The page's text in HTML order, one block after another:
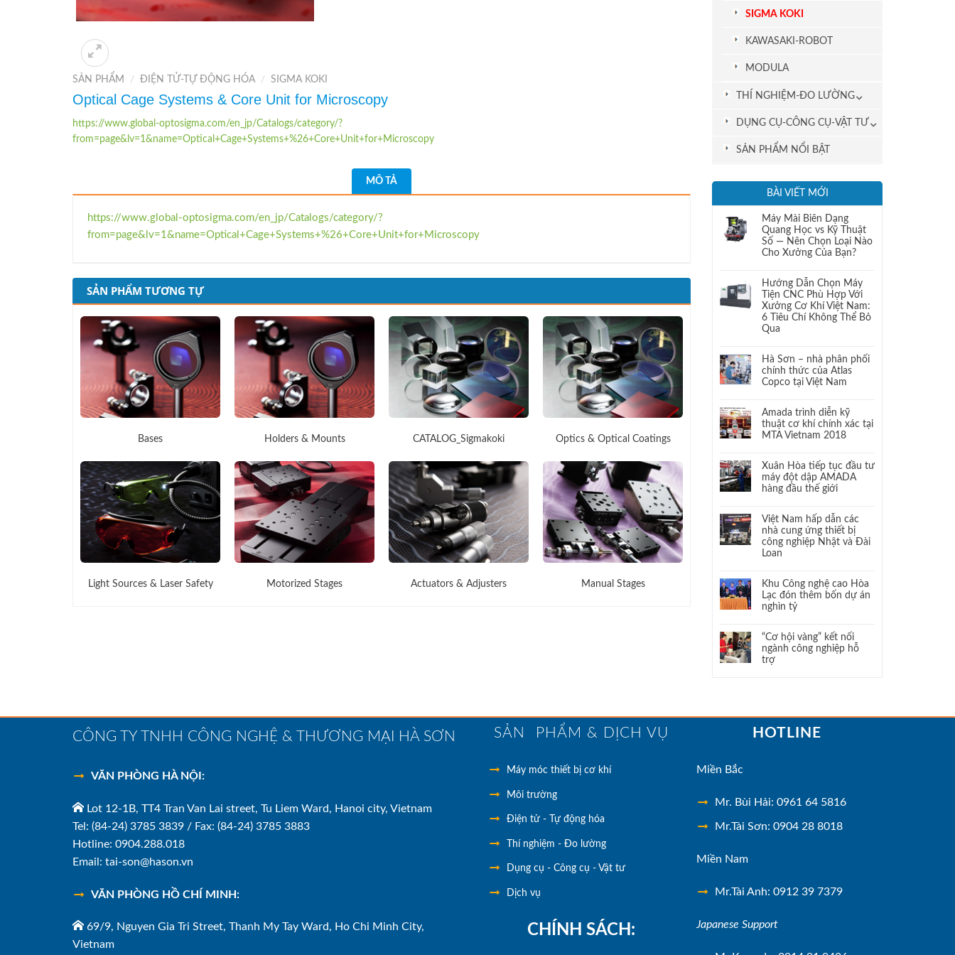
SIGMA KOKI
KAWASAKI-ROBOT
MODULA
THÍ NGHIỆM-ĐO LƯỜNG
DỤNG CỤ-CÔNG CỤ-VẬT TƯ
SẢN PHẨM NỔI BẬT
BÀI VIẾT MỚI
Máy Mài Biên Dạng
Quang Học vs Kỹ Thuật
Số — Nên Chọn Loại Nào
Cho Xưởng Của Bạn?
Hướng Dẫn Chọn Máy
Tiện CNC Phù Hợp Với
Xưởng Cơ Khí Việt Nam:
6 Tiêu Chí Không Thể Bỏ
Qua
Hà Sơn – nhà phân phối
chính thức của Atlas
Copco tại Việt Nam
Amada trình diễn kỹ
thuật cơ khí chính xác tại
MTA Vietnam 2018
Xuân Hòa tiếp tục đầu tư
máy đột dập AMADA
hàng đầu thế giới
Việt Nam hấp dẫn các
nhà cung ứng thiết bị
công nghiệp Nhật và Đài
Loan
Khu Công nghệ cao Hòa
Lạc đón thêm bốn dự án
nghìn tỷ
“Cơ hội vàng” kết nối
ngành công nghiệp hỗ
trợ
SẢN PHẨM / ĐIỆN TỬ-TỰ ĐỘNG HÓA / SIGMA KOKI
Optical Cage Systems & Core Unit for Microscopy
https://www.global-optosigma.com/en_jp/Catalogs/category/?
from=page&lv=1&name=Optical+Cage+Systems+%26+Core+Unit+for+Microscopy
MÔ TẢ
https://www.global-optosigma.com/en_jp/Catalogs/category/?
from=page&lv=1&name=Optical+Cage+Systems+%26+Core+Unit+for+Microscopy
SẢN PHẨM TƯƠNG TỰ
Bases Holders & Mounts CATALOG_Sigmakoki Optics & Optical Coatings
Light Sources & Laser Safety Motorized Stages Actuators & Adjusters Manual Stages
CÔNG TY TNHH CÔNG NGHỆ & THƯƠNG MẠI HÀ SƠN
VĂN PHÒNG HÀ NỘI:
Lot 12-1B, TT4 Tran Van Lai street, Tu Liem Ward, Hanoi city, Vietnam
Tel: (84-24) 3785 3839 / Fax: (84-24) 3785 3883
Hotline: 0904.288.018
Email: tai-son@hason.vn
VĂN PHÒNG HỒ CHÍ MINH:
69/9, Nguyen Gia Tri Street, Thanh My Tay Ward, Ho Chi Minh City,
Vietnam
SẢN PHẨM & DỊCH VỤ
Máy móc thiết bị cơ khí
Môi trường
Điện tử - Tự động hóa
Thí nghiệm - Đo lường
Dụng cụ - Công cụ - Vật tư
Dịch vụ
CHÍNH SÁCH:
HOTLINE
Miền Bắc
Mr. Bùi Hải: 0961 64 5816
Mr.Tài Sơn: 0904 28 8018
Miền Nam
Mr.Tài Anh: 0912 39 7379
Japanese Support